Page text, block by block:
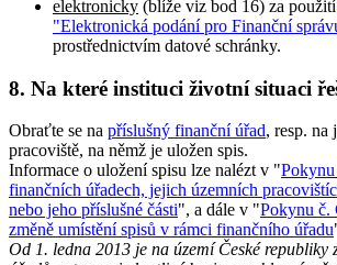
elektronicky (blíže viz bod 16) za použití
"Elektronická podání pro Finanční
prostřednictvím datové schránky.
8. Na které instituci životní situaci
Obraťte se na příslušný finanční úřad, resp. na
pracoviště, na němž je uložen spis.
Informace o uložení spisu lze nalézt v "
finančních úřadech, jejich územních
nebo jeho příslušné části", a dále v "Pokynu č.
změně umístění spisů v rámci finančního úřadu
Od 1. ledna 2013 je na území České republiky